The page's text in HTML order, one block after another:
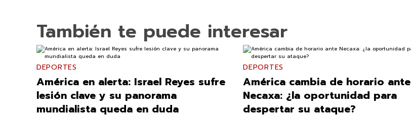
También te puede interesar
DEPORTES
América en alerta: Israel Reyes sufre
lesión clave y su panorama
mundialista queda en duda
DEPORTES
América cambia de horario ante
Necaxa: ¿la oportunidad para
despertar su ataque?